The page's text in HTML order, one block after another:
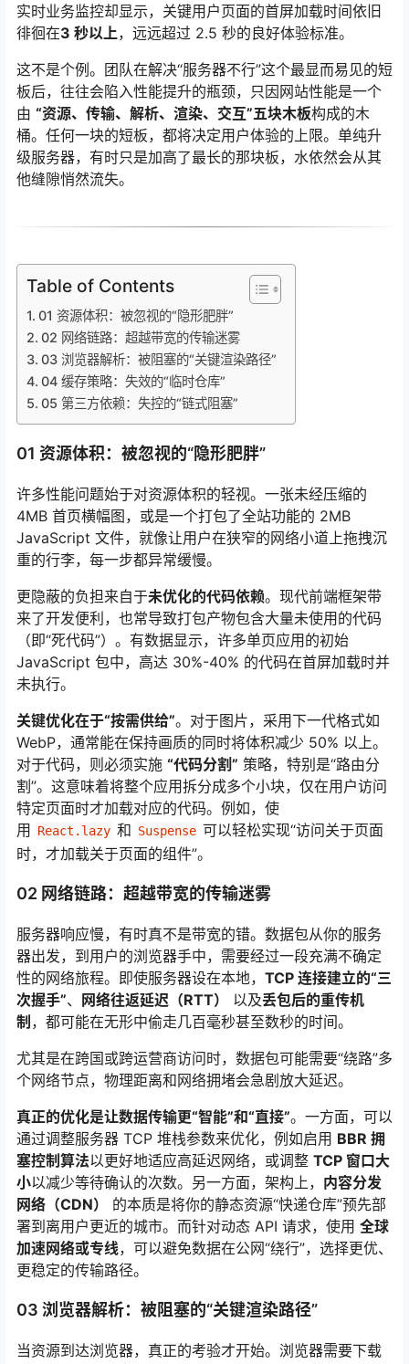
实时业务监控却显示，关键用户页面的首屏加载时间依旧
徘徊在3 秒以上，远远超过 2.5 秒的良好体验标准。
这不是个例。团队在解决“服务器不行”这个最显而易见的短
板后，往往会陷入性能提升的瓶颈，只因网站性能是一个
由 “资源、传输、解析、渲染、交互”五块木板构成的木
桶。任何一块的短板，都将决定用户体验的上限。单纯升
级服务器，有时只是加高了最长的那块板，水依然会从其
他缝隙悄然流失。
Table of Contents
01 资源体积：被忽视的“隐形肥胖”
02 网络链路：超越带宽的传输迷雾
03 浏览器解析：被阻塞的“关键渲染路径”
04 缓存策略：失效的“临时仓库”
05 第三方依赖：失控的“链式阻塞”
01 资源体积：被忽视的“隐形肥胖”
许多性能问题始于对资源体积的轻视。一张未经压缩的
4MB 首页横幅图，或是一个打包了全站功能的 2MB
JavaScript 文件，就像让用户在狭窄的网络小道上拖拽沉
重的行李，每一步都异常缓慢。
更隐蔽的负担来自于未优化的代码依赖。现代前端框架带
来了开发便利，也常导致打包产物包含大量未使用的代码
（即“死代码”）。有数据显示，许多单页应用的初始
JavaScript 包中，高达 30%-40% 的代码在首屏加载时并
未执行。
关键优化在于“按需供给”。对于图片，采用下一代格式如
WebP，通常能在保持画质的同时将体积减少 50% 以上。
对于代码，则必须实施 “代码分割” 策略，特别是“路由分
割”。这意味着将整个应用拆分成多个小块，仅在用户访问
特定页面时才加载对应的代码。例如，使
用 React.lazy 和 Suspense 可以轻松实现“访问关于页面
时，才加载关于页面的组件”。
02 网络链路：超越带宽的传输迷雾
服务器响应慢，有时真不是带宽的错。数据包从你的服务
器出发，到用户的浏览器手中，需要经过一段充满不确定
性的网络旅程。即使服务器设在本地， TCP 连接建立的“三
次握手”、 网络往返延迟（RTT） 以及丢包后的重传机
制，都可能在无形中偷走几百毫秒甚至数秒的时间。
尤其是在跨国或跨运营商访问时，数据包可能需要“绕路”多
个网络节点，物理距离和网络拥堵会急剧放大延迟。
真正的优化是让数据传输更“智能”和“直接”。一方面，可以
通过调整服务器 TCP 堆栈参数来优化，例如启用 BBR 拥
塞控制算法以更好地适应高延迟网络，或调整 TCP 窗口大
小以减少等待确认的次数。另一方面，架构上， 内容分发
网络（CDN）
的本质是将你的静态资源“快递仓库”预先部
署到离用户更近的城市。而针对动态 API 请求，使用 全球
加速网络或专线，可以避免数据在公网“绕行”，选择更优、
更稳定的传输路径。
03 浏览器解析：被阻塞的“关键渲染路径”
当资源到达浏览器，真正的考验才开始。浏览器需要下载